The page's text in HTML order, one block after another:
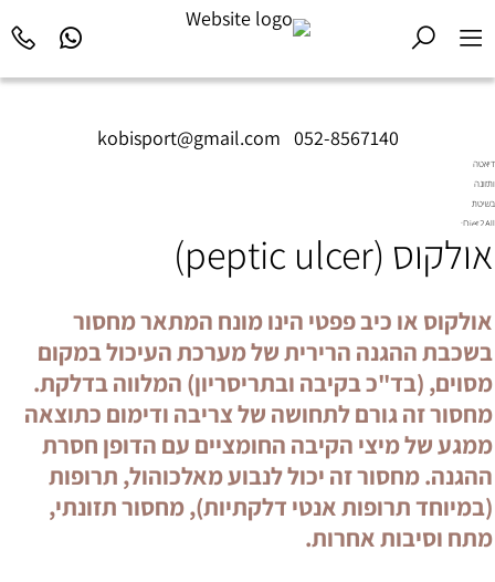
kobisport@gmail.com 052-8567140
דיאטה
ותזונה
בשיטת
Diet2All:
שמאחורי
אולקוס (peptic ulcer)
אולקוס או כיב פפטי הינו מונח המתאר מחסור
בשכבת ההגנה הרירית של מערכת העיכול במקום
מסוים, (בד"כ בקיבה ובתריסריון) המלווה בדלקת.
מחסור זה גורם לתחושה של צריבה ודימום כתוצאה
ממגע של מיצי הקיבה החומציים עם הדופן חסרת
ההגנה. מחסור זה יכול לנבוע מאלכוהול, תרופות
(במיוחד תרופות אנטי דלקתיות), מחסור תזונתי,
מתח וסיבות אחרות.